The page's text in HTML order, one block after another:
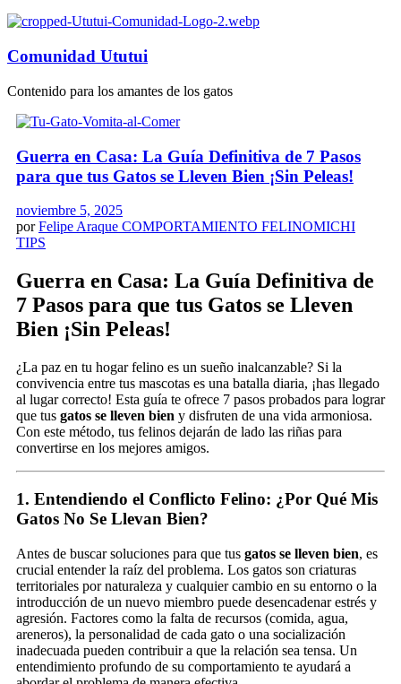
Comunidad Ututui
Contenido para los amantes de los gatos
Guerra en Casa: La Guía Definitiva de 7 Pasos
para que tus Gatos se Lleven Bien ¡Sin Peleas!
noviembre 5, 2025
por Felipe Araque COMPORTAMIENTO FELINOMICHI
TIPS
Guerra en Casa: La Guía Definitiva de
7 Pasos para que tus Gatos se Lleven
Bien ¡Sin Peleas!
¿La paz en tu hogar felino es un sueño inalcanzable? Si la
convivencia entre tus mascotas es una batalla diaria, ¡has llegado
al lugar correcto! Esta guía te ofrece 7 pasos probados para lograr
que tus gatos se lleven bien y disfruten de una vida armoniosa.
Con este método, tus felinos dejarán de lado las riñas para
convertirse en los mejores amigos.
1. Entendiendo el Conflicto Felino: ¿Por Qué Mis
Gatos No Se Llevan Bien?
Antes de buscar soluciones para que tus gatos se lleven bien, es
crucial entender la raíz del problema. Los gatos son criaturas
territoriales por naturaleza y cualquier cambio en su entorno o la
introducción de un nuevo miembro puede desencadenar estrés y
agresión. Factores como la falta de recursos (comida, agua,
areneros), la personalidad de cada gato o una socialización
inadecuada pueden contribuir a que la relación sea tensa. Un
entendimiento profundo de su comportamiento te ayudará a